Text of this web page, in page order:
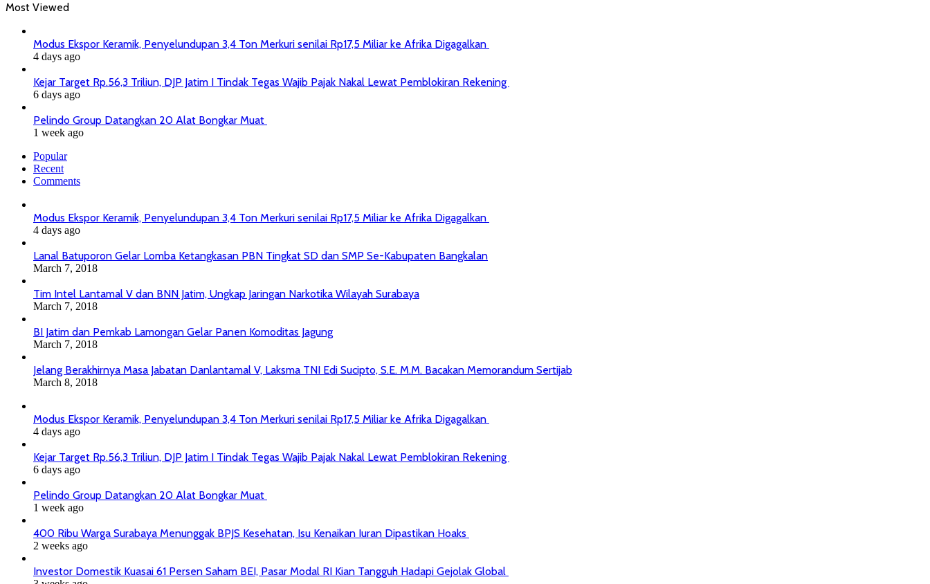
Most Viewed
Modus Ekspor Keramik, Penyelundupan 3,4 Ton Merkuri senilai Rp17,5 Miliar ke Afrika Digagalkan
4 days ago
Kejar Target Rp.56,3 Triliun, DJP Jatim I Tindak Tegas Wajib Pajak Nakal Lewat Pemblokiran Rekening
6 days ago
Pelindo Group Datangkan 20 Alat Bongkar Muat
1 week ago
Popular
Recent
Comments
Modus Ekspor Keramik, Penyelundupan 3,4 Ton Merkuri senilai Rp17,5 Miliar ke Afrika Digagalkan
4 days ago
Lanal Batuporon Gelar Lomba Ketangkasan PBN Tingkat SD dan SMP Se-Kabupaten Bangkalan
March 7, 2018
Tim Intel Lantamal V dan BNN Jatim, Ungkap Jaringan Narkotika Wilayah Surabaya
March 7, 2018
BI Jatim dan Pemkab Lamongan Gelar Panen Komoditas Jagung
March 7, 2018
Jelang Berakhirnya Masa Jabatan Danlantamal V, Laksma TNI Edi Sucipto, S.E. M.M. Bacakan Memorandum Sertijab
March 8, 2018
Modus Ekspor Keramik, Penyelundupan 3,4 Ton Merkuri senilai Rp17,5 Miliar ke Afrika Digagalkan
4 days ago
Kejar Target Rp.56,3 Triliun, DJP Jatim I Tindak Tegas Wajib Pajak Nakal Lewat Pemblokiran Rekening
6 days ago
Pelindo Group Datangkan 20 Alat Bongkar Muat
1 week ago
400 Ribu Warga Surabaya Menunggak BPJS Kesehatan, Isu Kenaikan Iuran Dipastikan Hoaks
2 weeks ago
Investor Domestik Kuasai 61 Persen Saham BEI, Pasar Modal RI Kian Tangguh Hadapi Gejolak Global